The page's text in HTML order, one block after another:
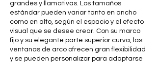
grandes y llamativas. Los tamaños
estándar pueden variar tanto en ancho
como en alto, según el espacio y el efecto
visual que se desee crear. Con su marco
fijo y su elegante parte superior curva, las
ventanas de arco ofrecen gran flexibilidad
y se pueden personalizar para adaptarse